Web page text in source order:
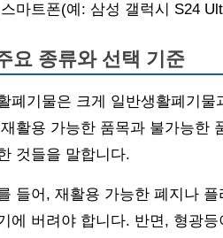
마트폰(예: 삼성 갤럭시 S24
요 종류와 선택 기준
폐기물은 크게 일반생활폐기
활용 가능한 품목과 불가능한
것들을 말합니다.
들어, 재활용 가능한 폐지나
에 버려야 합니다. 반면, 형광